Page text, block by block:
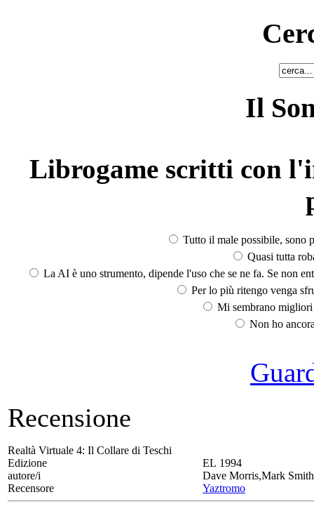
Il
Librogame scritti con
Tutto il male possibile, sono
Quasi tutta
La AI è uno strumento, dipende l'uso che se ne fa. Se non
Per lo più ritengo venga
Mi sembrano
Non ho
Recensione
Realtà Virtuale 4: Il Collare di Teschi
Edizione
EL 1994
autore/i
Dave Morris,Mark Smith
Recensore
Yaztromo